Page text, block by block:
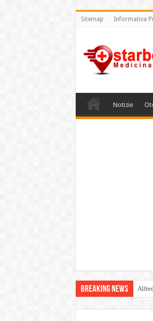
Sitemap Informativa
Notizie
Breaking News